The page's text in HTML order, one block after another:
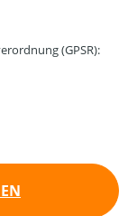
(GPSR):